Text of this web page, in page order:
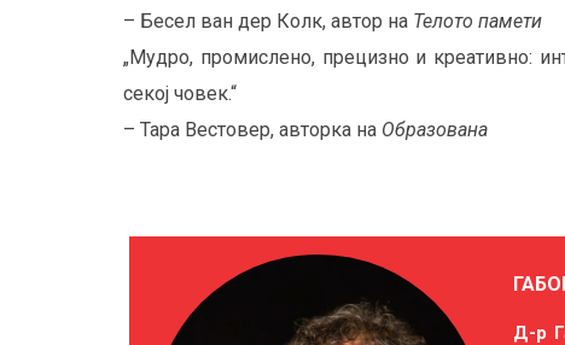
– Бесел ван дер Колк, автор на Телото памети
„Мудро, промислено, прецизно и креативно:
секој човек.“
– Тара Вестовер, авторка на Образована
Д-р